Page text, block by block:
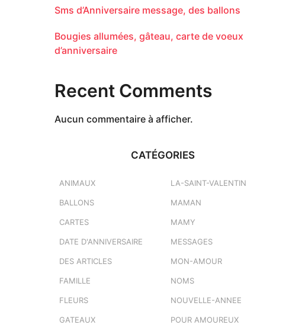
Sms d’Anniversaire message, des ballons
Bougies allumées, gâteau, carte de voeux
d’anniversaire
Recent Comments
Aucun commentaire à afficher.
CATÉGORIES
ANIMAUX
BALLONS
CARTES
DATE D'ANNIVERSAIRE
DES ARTICLES
FAMILLE
FLEURS
GATEAUX
LA-SAINT-VALENTIN
MAMAN
MAMY
MESSAGES
MON-AMOUR
NOMS
NOUVELLE-ANNEE
POUR AMOUREUX